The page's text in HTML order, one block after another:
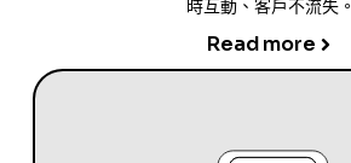
時互動、客戶不流失。
Read more